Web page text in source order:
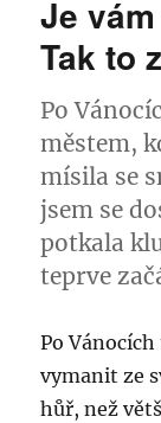
Je
Tak to
Po
městem,
mísila se
jsem se
potkala
teprve
Po
vymanit ze
hůř, než